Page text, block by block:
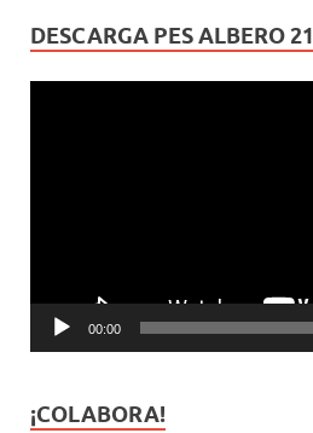
DESCARGA PES ALBERO 21
00:00
¡COLABORA!